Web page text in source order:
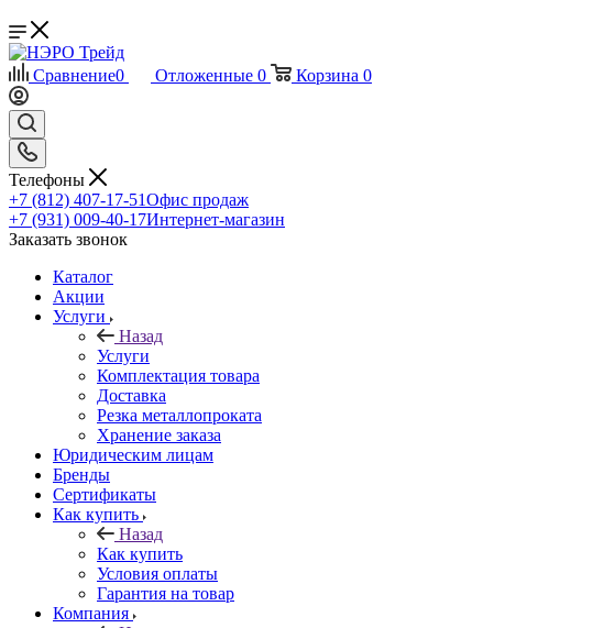
Сравнение0 Отложенные 0 Корзина 0
Телефоны
+7 (812) 407-17-51Офис продаж
+7 (931) 009-40-17Интернет-магазин
Заказать звонок
Каталог
Акции
Услуги
Назад
Услуги
Комплектация товара
Доставка
Резка металлопроката
Хранение заказа
Юридическим лицам
Бренды
Сертификаты
Как купить
Назад
Как купить
Условия оплаты
Гарантия на товар
Компания